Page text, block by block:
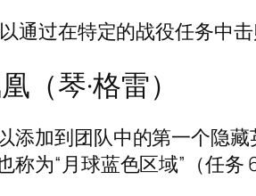
通过在特定的战役任务中
（琴·格雷）
添加到团队中的第一个隐
为“月球蓝色区域”（任务 6